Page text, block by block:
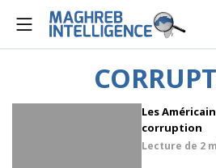
Les
corruption
Lecture de 2